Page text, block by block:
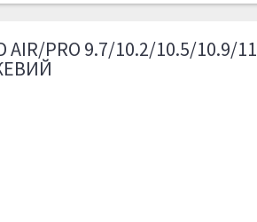
PRO 9.7/10.2/10.5/10.9/11